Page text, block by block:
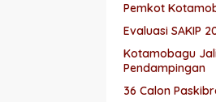
Pemkot
Evaluasi SAKIP
Kotamobagu
Pendampingan
36 Calon